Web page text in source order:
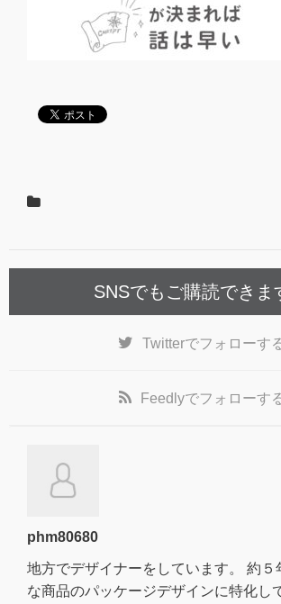
SNSでもご購読できま
Twitterでフォローす
Feedlyでフォローす
phm80680
地方でデザイナーをしています。 約５
な商品のパッケージデザインに特化し